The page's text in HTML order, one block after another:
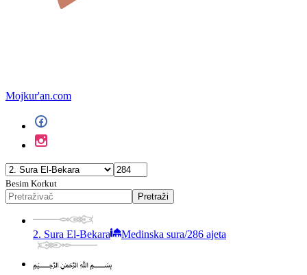
Mojkur'an.com
Besim Korkut
Pretraži
2. Sura El-Bekara Medinska sura/286 ajeta
﷽